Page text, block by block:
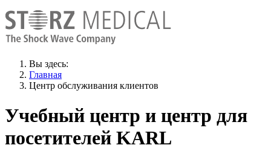
Вы здесь:
Главная
Центр обслуживания клиентов
Учебный центр и центр для
посетителей KARL